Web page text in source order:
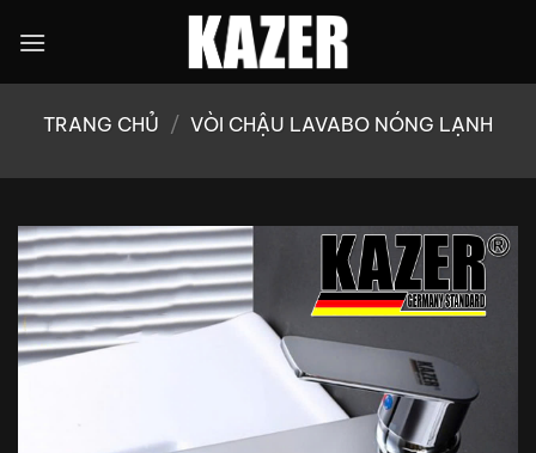
qua
TRANG CHỦ / VÒI CHẬU LAVABO NÓNG LẠNH